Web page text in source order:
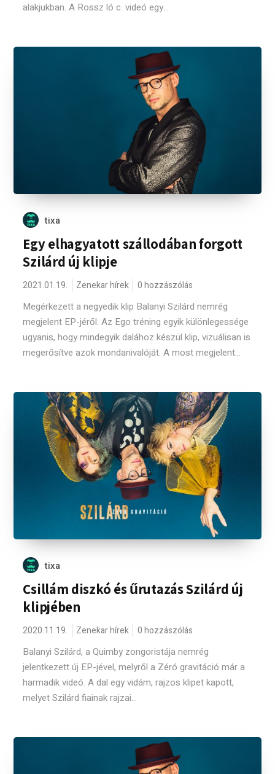
alakjukban. A Rossz ló c. videó egy...
tixa
Egy elhagyatott szállodában forgott
Szilárd új klipje
2021.01.19. Zenekar hírek 0 hozzászólás
Megérkezett a negyedik klip Balanyi Szilárd nemrég
megjelent EP-jéről. Az Ego tréning egyik különlegessége
ugyanis, hogy mindegyik dalához készül klip, vizuálisan is
megerősítve azok mondanivalóját. A most megjelent...
tixa
Csillám diszkó és űrutazás Szilárd új
klipjében
2020.11.19. Zenekar hírek 0 hozzászólás
Balanyi Szilárd, a Quimby zongoristája nemrég
jelentkezett új EP-jével, melyről a Zéró gravitáció már a
harmadik videó. A dal egy vidám, rajzos klipet kapott,
melyet Szilárd fiainak rajzai...